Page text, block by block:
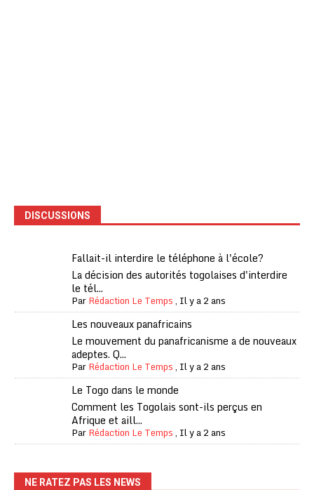
DISCUSSIONS
Fallait-il interdire le téléphone à l'école?
La décision des autorités togolaises d'interdire
le tél...
ParRédaction Le Temps, Il y a 2 ans
Les nouveaux panafricains
Le mouvement du panafricanisme a de nouveaux
adeptes. Q...
ParRédaction Le Temps, Il y a 2 ans
Le Togo dans le monde
Comment les Togolais sont-ils perçus en
Afrique et aill...
ParRédaction Le Temps, Il y a 2 ans
NE RATEZ PAS LES NEWS